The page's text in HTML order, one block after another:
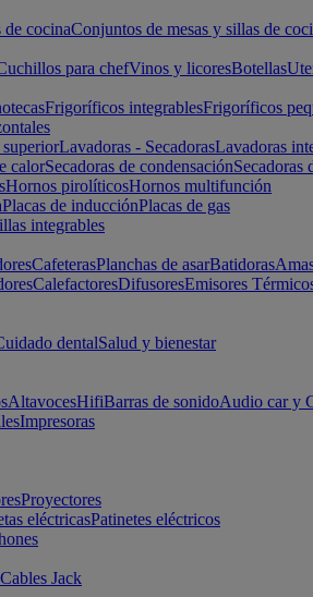
cocinaConjuntos de mesas y sillas de
para chefVinos y licoresBotellas
Frigoríficos integrablesFrigoríficos
Lavadoras - SecadorasLavadoras
calorSecadoras de condensaciónSecadoras
Hornos pirolíticosHornos multifunción
Placas de inducciónPlacas de gas
integrables
CafeterasPlanchas de asarBatidoras
CalefactoresDifusoresEmisores
dentalSalud y bienestar
AltavocesHifiBarras de sonidoAudio car y
Impresoras
Proyectores
eléctricasPatinetes eléctricos
Cables Jack